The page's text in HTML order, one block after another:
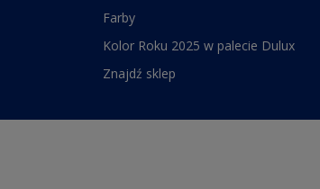
Farby
Kolor Roku 2025 w palecie Dulux
Znajdź sklep